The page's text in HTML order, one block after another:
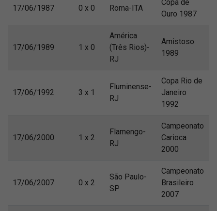
17/06/1987 0 x 0 Roma-ITA
Copa de
Ouro 1987
17/06/1989 1 x 0
América
(Três Rios)-
RJ
Amistoso
1989
17/06/1992 3 x 1
Fluminense-
RJ
Copa Rio de
Janeiro
1992
17/06/2000 1 x 2
Flamengo-
RJ
Campeonato
Carioca
2000
17/06/2007 0 x 2
São Paulo-
SP
Campeonato
Brasileiro
2007